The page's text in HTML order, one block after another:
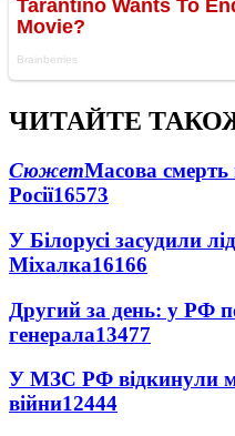
ЧИТАЙТЕ
СюжетМасова
Росії16573
У Білорусі засудили
Міхалка16166
Другий за день: у РФ
генерала13477
У МЗС РФ відкинули
війни12444